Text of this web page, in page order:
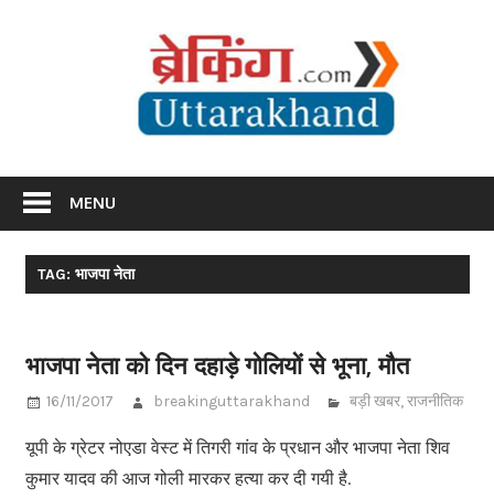
MENU
TAG: भाजपा नेता
भाजपा नेता को दिन दहाड़े गोलियों से भूना, मौत
16/11/2017 breakinguttarakhand बड़ी खबर,राजनीतिक
यूपी के ग्रेटर नोएडा वेस्ट में तिगरी गांव के प्रधान और भाजपा नेता शिव
कुमार यादव की आज गोली मारकर हत्या कर दी गयी है.